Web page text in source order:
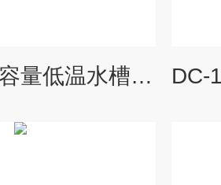
DC-250C大容量低温水槽（-20-65度）